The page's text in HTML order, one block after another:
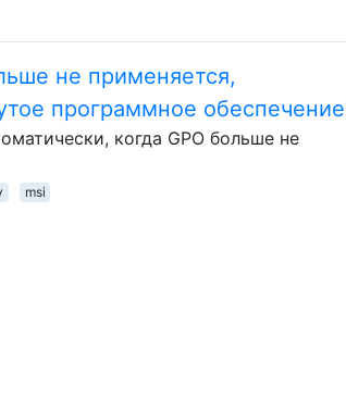
не применяется,
программное
когда GPO больше не
msi